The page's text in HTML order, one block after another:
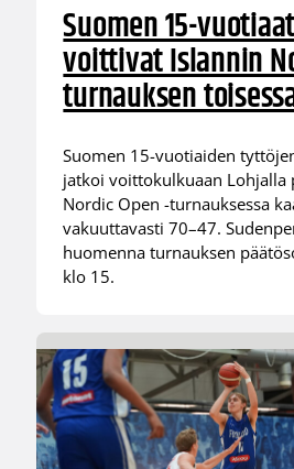
Suomen 15-
voittivat Islannin
turnauksen
Suomen 15-vuotiaiden
jatkoi voittokulkuaan Lohjalla
Nordic Open -turnauksessa
vakuuttavasti 70–47.
huomenna turnauksen
klo 15.